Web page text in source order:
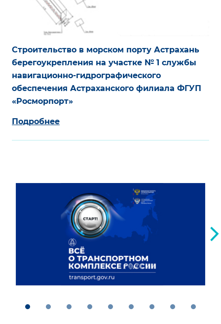
Строительство в морском порту Астрахань
берегоукрепления на участке № 1 службы
навигационно-гидрографического
обеспечения Астраханского филиала ФГУП
«Росморпорт»
Подробнее